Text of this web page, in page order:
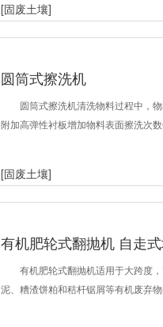
[固废土壤]
圆筒式擦洗机
圆筒式擦洗机清洗物料过程中，
附加高弹性衬板增加物料表面擦洗次
[固废土壤]
有机肥轮式翻抛机 自走
污翻堆机
有机肥轮式翻抛机适用于大跨度
泥、糟渣饼粕和秸杆锯屑等有机废弃